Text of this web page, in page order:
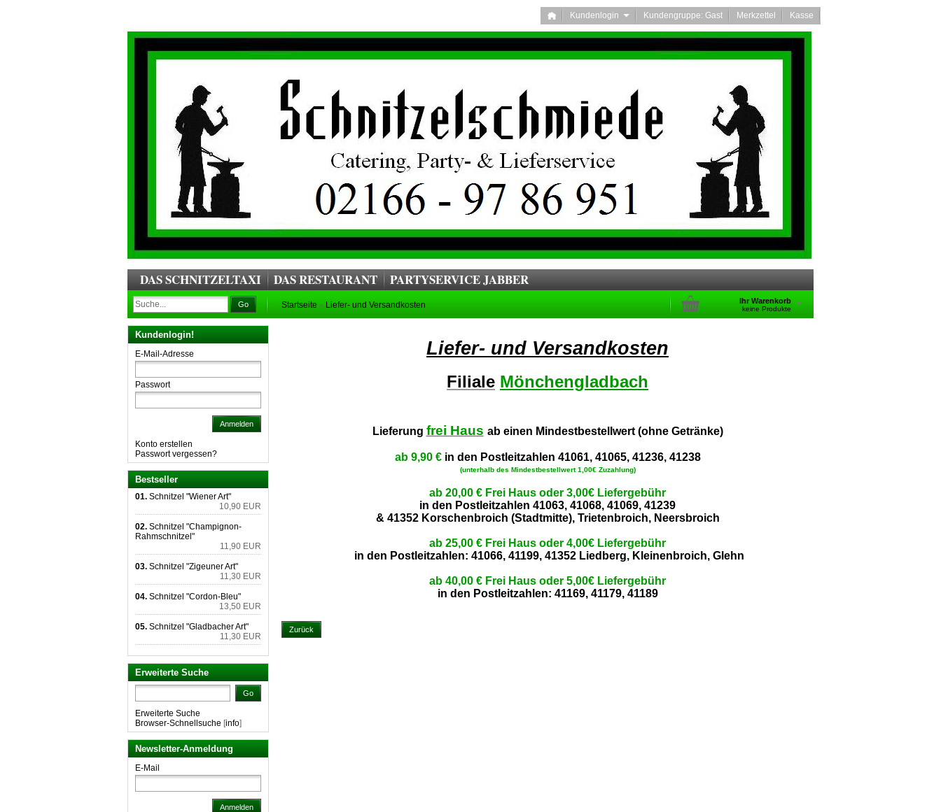
Kundenlogin Kundengruppe: Gast Merkzettel Kasse
DAS SCHNITZELTAXI DAS RESTAURANT PARTYSERVICE JABBER
Go Startseite » Liefer- und Versandkosten Ihr Warenkorb
keine Produkte
Liefer- und Versandkosten
Filiale Mönchengladbach
Lieferung frei Haus ab einen Mindestbestellwert (ohne Getränke)
ab 9,90 € in den Postleitzahlen 41061, 41065, 41236, 41238
(unterhalb des Mindestbestellwert 1,00€ Zuzahlung)
ab 20,00 € Frei Haus oder 3,00€ Liefergebühr
in den Postleitzahlen 41063, 41068, 41069, 41239
& 41352 Korschenbroich (Stadtmitte), Trietenbroich, Neersbroich
ab 25,00 € Frei Haus oder 4,00€ Liefergebühr
in den Postleitzahlen: 41066, 41199, 41352 Liedberg, Kleinenbroich, Glehn
ab 40,00 € Frei Haus oder 5,00€ Liefergebühr
in den Postleitzahlen: 41169, 41179, 41189
Zurück
Kundenlogin!
E-Mail-Adresse
Passwort
Anmelden
Konto erstellen
Passwort vergessen?
Bestseller
01. Schnitzel "Wiener Art"
10,90 EUR
02. Schnitzel "Champignon-
Rahmschnitzel"
11,90 EUR
03. Schnitzel "Zigeuner Art"
11,30 EUR
04. Schnitzel "Cordon-Bleu"
13,50 EUR
05. Schnitzel "Gladbacher Art"
11,30 EUR
Erweiterte Suche
Go
Erweiterte Suche
Browser-Schnellsuche [info]
Newsletter-Anmeldung
E-Mail
Anmelden